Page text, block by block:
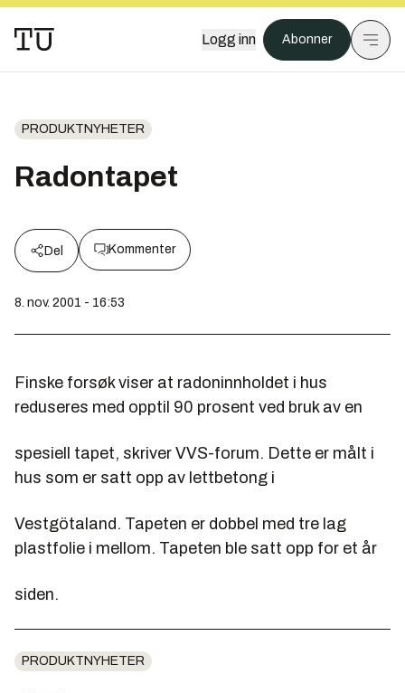
Logg inn Abonner
PRODUKTNYHETER
Radontapet
Del Kommenter
8. nov. 2001 - 16:53
Finske forsøk viser at radoninnholdet i hus
reduseres med opptil 90 prosent ved bruk av en
spesiell tapet, skriver VVS-forum. Dette er målt i
hus som er satt opp av lettbetong i
Vestgötaland. Tapeten er dobbel med tre lag
plastfolie i mellom. Tapeten ble satt opp for et år
siden.
PRODUKTNYHETER